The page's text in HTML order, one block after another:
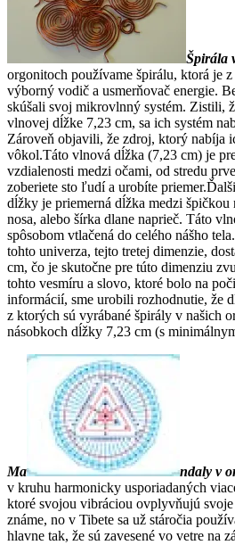
Špirála
orgonitoch používame špirálu, ktorá je
výborný vodič a usmerňovač energie.
skúšali svoj mikrovlnný systém. Zistili,
vlnovej dĺžke 7,23 cm, sa ich systém
Zároveň objavili, že zdroj, ktorý nabíja
vôkol.Táto vlnová dĺžka (7,23 cm) je
vzdialenosti medzi očami, od stredu
zoberiete sto ľudí a urobíte
dĺžky je priemerná dĺžka medzi špičkou
nosa, alebo šírka dlane naprieč. Táto
spôsobom vtlačená do celého nášho
tohto univerza, tejto tretej dimenzie,
cm, čo je skutočne pre túto dimenziu
tohto vesmíru a slovo, ktoré bolo na
informácií, sme urobili rozhodnutie, že
z ktorých sú vyrábané špirály v našich
násobkoch dĺžky 7,23 cm (s
Ma ndaly v
v kruhu harmonicky usporiadaných
ktoré svojou vibráciou ovplyvňujú
známe, no v Tibete sa už stáročia
hlavne tak, že sú zavesené vo vetre na